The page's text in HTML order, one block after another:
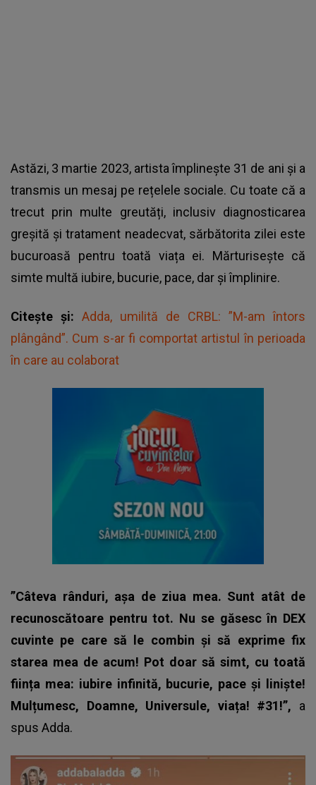
Astăzi, 3 martie 2023, artista împlinește 31 de ani și a
transmis un mesaj pe rețelele sociale. Cu toate că a
trecut prin multe greutăți, inclusiv diagnosticarea
greșită și tratament neadecvat, sărbătorita zilei este
bucuroasă pentru toată viața ei. Mărturisește că
simte multă iubire, bucurie, pace, dar și împlinire.
Citește și: Adda, umilită de CRBL: ”M-am întors
plângând”. Cum s-ar fi comportat artistul în perioada
în care au colaborat
”Câteva rânduri, așa de ziua mea. Sunt atât de
recunoscătoare pentru tot. Nu se găsesc în DEX
cuvinte pe care să le combin și să exprime fix
starea mea de acum! Pot doar să simt, cu toată
ființa mea: iubire infinită, bucurie, pace și liniște!
Mulțumesc, Doamne, Universule, viața! #31!”, a
spus Adda.